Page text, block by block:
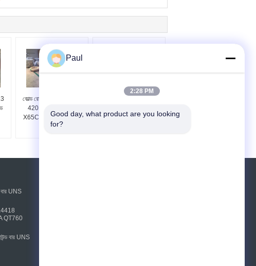
কোল্ড রোলড স্ট্রিপ স্টিল AISI
420D 1.4037 DIN
X65Cr13 স্টেইনলেস স্টিল
কয়েল
স্টেইনলেস স্টীল শীট
UNS
A QT760
বার UNS
Paul
2:28 PM
Good day, what product are you looking
for?